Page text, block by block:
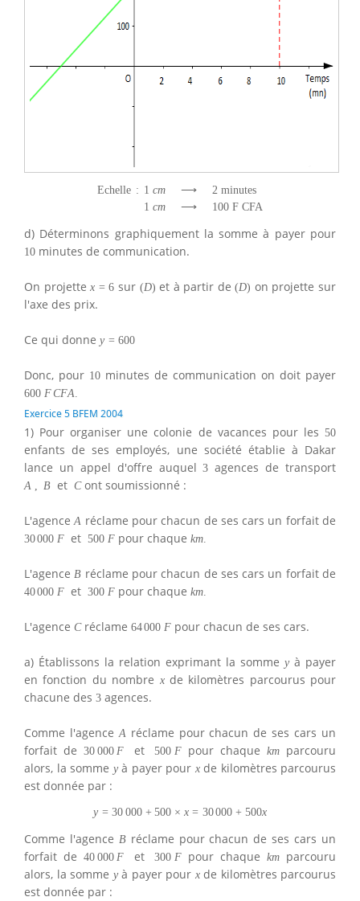
Echelle : 1 cm ⟶ 2 minutes
1 cm ⟶ 100 F CFA
d) Déterminons graphiquement la somme à payer pour
10 minutes de communication.
On projettex = 6 sur (D) et à partir de(D) on projette sur
l'axe des prix.
Ce qui donne y = 600
Donc, pour 10 minutes de communication on doit payer
600 FCFA.
Exercice 5 BFEM 2004
1) Pour organiser une colonie de vacances pour les 50
enfants de ses employés, une société établie à Dakar
lance un appel d'offre auquel3 agences de transport
A , B et Cont soumissionné :
L'agenceA réclame pour chacun de ses cars un forfait de
30000 F et 500 F pour chaquekm.
L'agenceB réclame pour chacun de ses cars un forfait de
40000 F et 300 F pour chaquekm.
L'agence Créclame 64000 F pour chacun de ses cars.
a) Établissons la relation exprimant la somme y à payer
en fonction du nombre xde kilomètres parcourus pour
chacune des 3 agences.
Comme l'agenceAréclame pour chacun de ses cars un
forfait de30 000 F et 500 Fpour chaque kmparcouru
alors, la somme yà payer pour xde kilomètres parcourus
est donnée par :
y = 30 000 + 500 × x = 30000 + 500x
Comme l'agence B réclame pour chacun de ses cars un
forfait de40 000 F et 300 Fpour chaque kmparcouru
alors, la somme yà payer pour xde kilomètres parcourus
est donnée par :